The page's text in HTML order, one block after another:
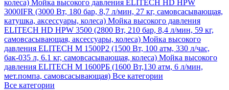
колеса) Мойка высокого давления ELITECH HD HPW
3000IFR (3000 Вт, 180 бар, 8,7 л/мин, 27 кг, самовсасывающая,
катушка, аксессуары, колеса) Мойка высокого давления
ELITECH HD HPW 3500 (2800 Вт, 210 бар, 8,4 л/мин, 59 кг,
самовсасывающая, аксессуары, колеса) Мойка высокого
давления ELITECH M 1500P2 (1500 Вт, 100 атм, 330 л/час,
бак-035 л, 6.1 кг, самовсасывающая, колеса) Мойка высокого
давления ELITECH М 1600РБ (1600 Вт,130 атм, 6 л/мин,
мет.помпа, самовсасывающая) Все категории
Все категории